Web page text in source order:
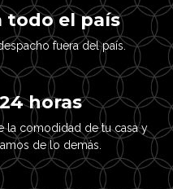
todo el país
fuera del país.
horas
la comodidad de tu casa y
de lo demás.